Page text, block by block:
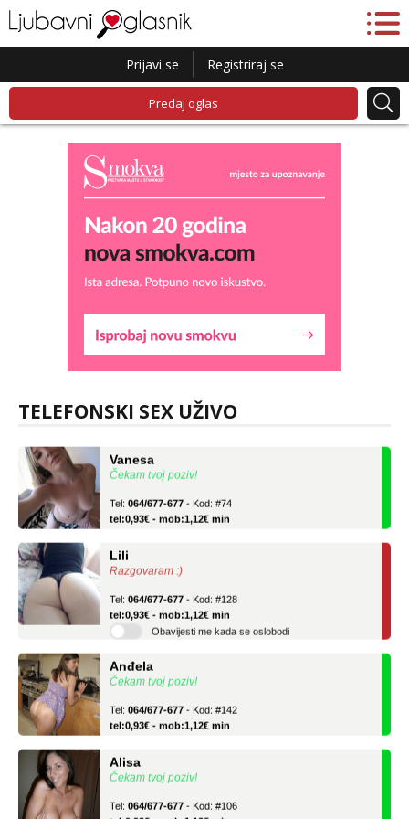
Prijavi se Registriraj se
Predaj oglas
TELEFONSKI SEX UŽIVO
tel:0,93€ - mob:1,12€ min
Čekam tvoj poziv!
tel:0,93€ - mob:1,12€ min
Razgovaram :)
tel:0,93€ - mob:1,12€ min
Obavijesti me kada se oslobodi
Čekam tvoj poziv!
tel:0,93€ - mob:1,12€ min
Čekam tvoj poziv!
tel:0,93€ - mob:1,12€ min